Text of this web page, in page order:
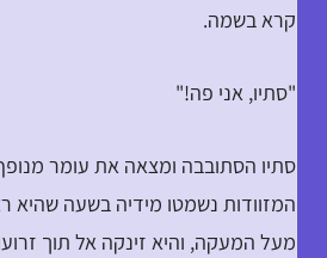
קרא בשמה.
"סתיו, אני פה!"
סתיו הסתובבה ומצאה את עומר
המזוודות נשמטו מידיה בשעה שהיא
מעל המעקה, והיא זינקה אל תוך